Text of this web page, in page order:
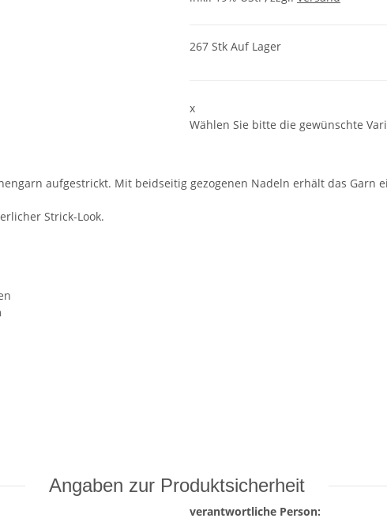
267 Stk Auf Lager
x
Wählen Sie bitte die gewünschte
aufgestrickt. Mit beidseitig gezogenen Nadeln erhält das Garn
Strick-Look.
Angaben zur Produktsicherheit
verantwortliche Person: